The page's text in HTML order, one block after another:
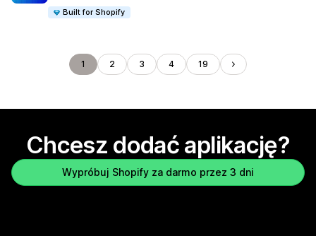
Built for Shopify
1 2 3 4 19
Chcesz dodać aplikację?
Wypróbuj Shopify za darmo przez 3 dni